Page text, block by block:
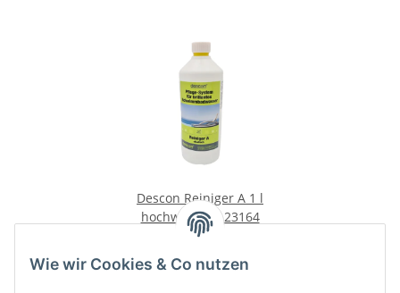
Wie wir Cookies & Co nutzen
Descon Reiniger A 1 l
hochwirksam 23164
14,89 €
14,89 € pro 1 l